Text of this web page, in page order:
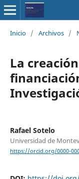
Inicio / Archivos /
La
Rafael Sotelo
Universidad de
https://orcid.org/0000-